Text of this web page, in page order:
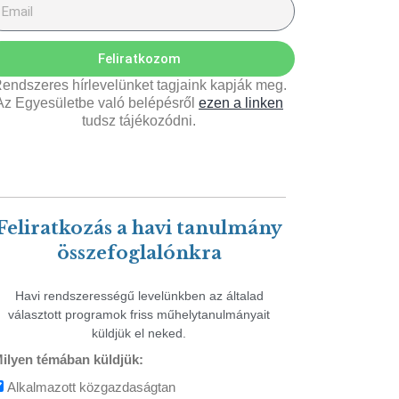
Feliratkozom
hírlevelünket tagjaink kapják meg.
Egyesületbe való belépésről ezen a linken
tudsz tájékozódni.
a havi tanulmány
összefoglalónkra
Havi rendszerességű levelünkben az általad
választott programok friss műhelytanulmányait
küldjük el neked.
témában küldjük:
Alkalmazott közgazdaságtan